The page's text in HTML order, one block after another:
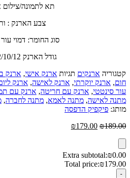
תא לתמונה/צילום
צבע הארנק :
סוג החומר: דמוי
גודל הארנק 2/10/12 ס"מ
קטגוריה ארנקים תגיות ארנק אישי, ארנק
חום, ארנק יוקרתי, ארנק לאישה, ארנק
עור סינטטי, ארנק עם חריטה, ארנק עם
מתנה לאישה, מתנה לאמא, מתנה לחברה,
מותג: פיקפיק הדפסה
₪189.00
המחיר
₪189.00.
₪179.00
₪179.00.Extra subtotal:₪0.00
Total price:₪179.00
Quantity
-